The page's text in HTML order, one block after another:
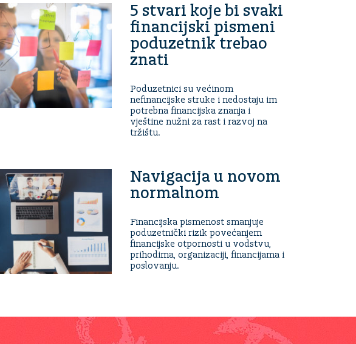
5 stvari koje bi svaki
financijski pismeni
poduzetnik trebao
znati
Poduzetnici su većinom
nefinancijske struke i nedostaju im
potrebna financijska znanja i
vještine nužni za rast i razvoj na
tržištu.
Navigacija u novom
normalnom
Financijska pismenost smanjuje
poduzetnički rizik povećanjem
financijske otpornosti u vodstvu,
prihodima, organizaciji, financijama i
poslovanju.